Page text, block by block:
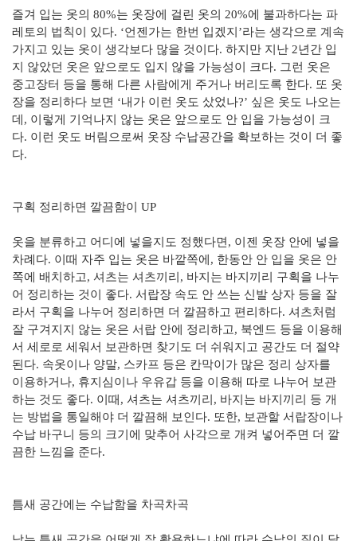
즐겨 입는 옷의 80%는 옷장에 걸린 옷의 20%에 불과하다는 파
레토의 법칙이 있다. ‘언젠가는 한번 입겠지’라는 생각으로 계속
가지고 있는 옷이 생각보다 많을 것이다. 하지만 지난 2년간 입
지 않았던 옷은 앞으로도 입지 않을 가능성이 크다. 그런 옷은
중고장터 등을 통해 다른 사람에게 주거나 버리도록 한다. 또 옷
장을 정리하다 보면 ‘내가 이런 옷도 샀었나?’ 싶은 옷도 나오는
데, 이렇게 기억나지 않는 옷은 앞으로도 안 입을 가능성이 크
다. 이런 옷도 버림으로써 옷장 수납공간을 확보하는 것이 더 좋
다.
구획 정리하면 깔끔함이 UP
옷을 분류하고 어디에 넣을지도 정했다면, 이젠 옷장 안에 넣을
차례다. 이때 자주 입는 옷은 바깥쪽에, 한동안 안 입을 옷은 안
쪽에 배치하고, 셔츠는 셔츠끼리, 바지는 바지끼리 구획을 나누
어 정리하는 것이 좋다. 서랍장 속도 안 쓰는 신발 상자 등을 잘
라서 구획을 나누어 정리하면 더 깔끔하고 편리하다. 셔츠처럼
잘 구겨지지 않는 옷은 서랍 안에 정리하고, 북엔드 등을 이용해
서 세로로 세워서 보관하면 찾기도 더 쉬워지고 공간도 더 절약
된다. 속옷이나 양말, 스카프 등은 칸막이가 많은 정리 상자를
이용하거나, 휴지심이나 우유갑 등을 이용해 따로 나누어 보관
하는 것도 좋다. 이때, 셔츠는 셔츠끼리, 바지는 바지끼리 등 개
는 방법을 통일해야 더 깔끔해 보인다. 또한, 보관할 서랍장이나
수납 바구니 등의 크기에 맞추어 사각으로 개켜 넣어주면 더 깔
끔한 느낌을 준다.
틈새 공간에는 수납함을 차곡차곡